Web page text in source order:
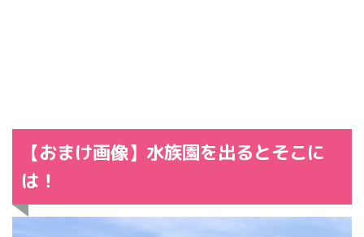
【おまけ画像】水族園を出るとそこに
は！